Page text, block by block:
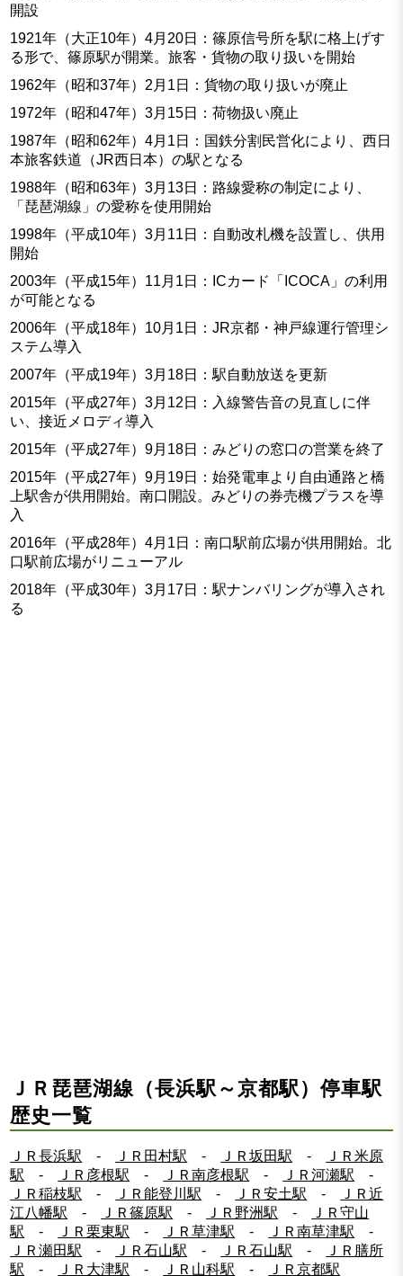
開設
1921年（大正10年）4月20日：篠原信号所を駅に格上げす
る形で、篠原駅が開業。旅客・貨物の取り扱いを開始
1962年（昭和37年）2月1日：貨物の取り扱いが廃止
1972年（昭和47年）3月15日：荷物扱い廃止
1987年（昭和62年）4月1日：国鉄分割民営化により、西日
本旅客鉄道（JR西日本）の駅となる
1988年（昭和63年）3月13日：路線愛称の制定により、
「琵琶湖線」の愛称を使用開始
1998年（平成10年）3月11日：自動改札機を設置し、供用
開始
2003年（平成15年）11月1日：ICカード「ICOCA」の利用
が可能となる
2006年（平成18年）10月1日：JR京都・神戸線運行管理シ
ステム導入
2007年（平成19年）3月18日：駅自動放送を更新
2015年（平成27年）3月12日：入線警告音の見直しに伴
い、接近メロディ導入
2015年（平成27年）9月18日：みどりの窓口の営業を終了
2015年（平成27年）9月19日：始発電車より自由通路と橋
上駅舎が供用開始。南口開設。みどりの券売機プラスを導
入
2016年（平成28年）4月1日：南口駅前広場が供用開始。北
口駅前広場がリニューアル
2018年（平成30年）3月17日：駅ナンバリングが導入され
る
ＪＲ琵琶湖線（長浜駅～京都駅）停車駅
歴史一覧
ＪＲ長浜駅 - ＪＲ田村駅 - ＪＲ坂田駅 -
ＪＲ米原
駅 - ＪＲ彦根駅 - ＪＲ南彦根駅 - ＪＲ河瀬駅 -
ＪＲ稲枝駅 - ＪＲ能登川駅 - ＪＲ安土駅 -
ＪＲ近
江八幡駅 - ＪＲ篠原駅 - ＪＲ野洲駅 -
ＪＲ守山
駅 - ＪＲ栗東駅 - ＪＲ草津駅 - ＪＲ南草津駅 -
ＪＲ瀬田駅 - ＪＲ石山駅 - ＪＲ石山駅 -
ＪＲ膳所
駅 - ＪＲ大津駅 - ＪＲ山科駅 - ＪＲ京都駅